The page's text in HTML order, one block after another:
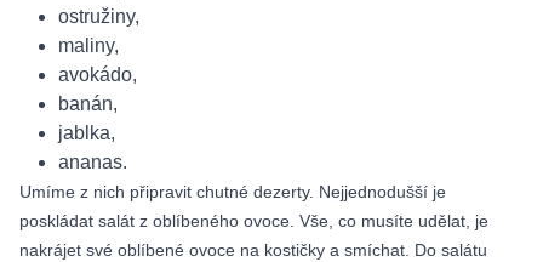
ostružiny,
maliny,
avokádo,
banán,
jablka,
ananas.
Umíme z nich připravit chutné dezerty. Nejjednodušší je
poskládat salát z oblíbeného ovoce. Vše, co musíte udělat, je
nakrájet své oblíbené ovoce na kostičky a smíchat. Do salátu